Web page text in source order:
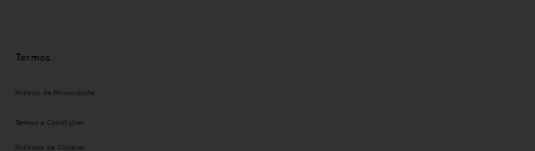
Termos
Política de Privacidade
Termos e Condições
Políticas de Cookies